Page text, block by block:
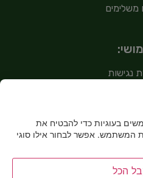
משלימים
נגישות
בעוגיות כדי להבטיח את
המשתמש. אפשר לבחור אילו סוגי
הכל